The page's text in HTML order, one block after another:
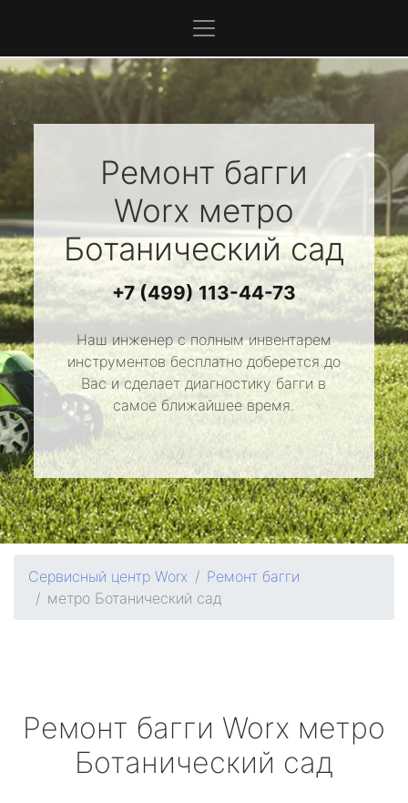
Ремонт багги
Worx метро
Ботанический сад
+7 (499) 113-44-73
Наш инженер с полным инвентарем
инструментов бесплатно доберется до
Вас и сделает диагностику багги в
самое ближайшее время.
Сервисный центр Worx
Ремонт багги
метро Ботанический сад
Ремонт багги Worx метро
Ботанический сад